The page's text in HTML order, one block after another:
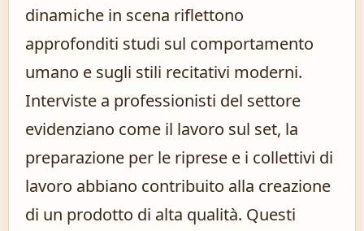
dinamiche in scena riflettono
approfonditi studi sul comportamento
umano e sugli stili recitativi moderni.
Interviste a professionisti del settore
evidenziano come il lavoro sul set, la
preparazione per le riprese e i collettivi di
lavoro abbiano contribuito alla creazione
di un prodotto di alta qualità. Questi